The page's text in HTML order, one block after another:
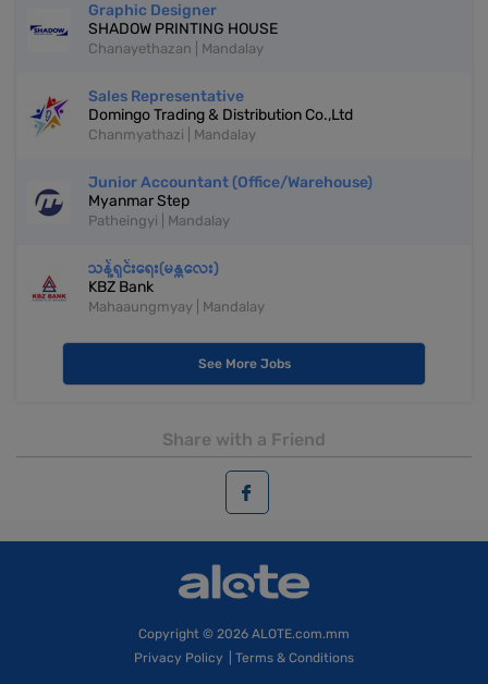
Graphic Designer
SHADOW PRINTING HOUSE
Chanayethazan | Mandalay
Sales Representative
Domingo Trading & Distribution Co.,Ltd
Chanmyathazi | Mandalay
‎Junior Accountant (Office/Warehouse)
Myanmar Step
Patheingyi | Mandalay
သန့်ရှင်းရေး(မန္တလေး)
KBZ Bank
Mahaaungmyay | Mandalay
See More Jobs
Share with a Friend
Copyright © 2026 ALOTE.com.mm
Privacy Policy
Terms & Conditions